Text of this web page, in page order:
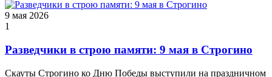
9 мая 2026
1
Разведчики в строю памяти: 9 мая в Строгино
Скауты Строгино ко Дню Победы выступили на праздничном